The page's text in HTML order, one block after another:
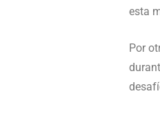
esta
Por